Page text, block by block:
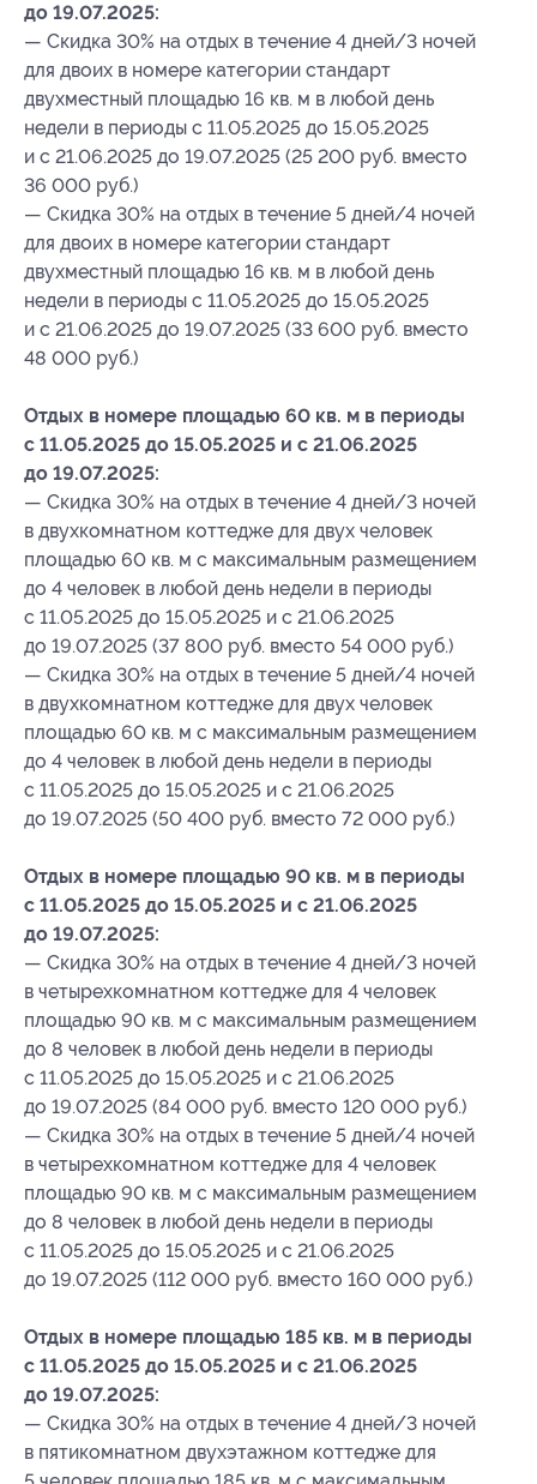
до 19.07.2025:
— Скидка 30% на отдых в течение 4 дней/3 ночей
для двоих в номере категории стандарт
двухместный площадью 16 кв. м в любой день
недели в периоды с 11.05.2025 до 15.05.2025
и с 21.06.2025 до 19.07.2025 (25 200 руб. вместо
36 000 руб.)
— Скидка 30% на отдых в течение 5 дней/4 ночей
для двоих в номере категории стандарт
двухместный площадью 16 кв. м в любой день
недели в периоды с 11.05.2025 до 15.05.2025
и с 21.06.2025 до 19.07.2025 (33 600 руб. вместо
48 000 руб.)
Отдых в номере площадью 60 кв. м в периоды
с 11.05.2025 до 15.05.2025 и с 21.06.2025
до 19.07.2025:
— Скидка 30% на отдых в течение 4 дней/3 ночей
в двухкомнатном коттедже для двух человек
площадью 60 кв. м с максимальным размещением
до 4 человек в любой день недели в периоды
с 11.05.2025 до 15.05.2025 и с 21.06.2025
до 19.07.2025 (37 800 руб. вместо 54 000 руб.)
— Скидка 30% на отдых в течение 5 дней/4 ночей
в двухкомнатном коттедже для двух человек
площадью 60 кв. м с максимальным размещением
до 4 человек в любой день недели в периоды
с 11.05.2025 до 15.05.2025 и с 21.06.2025
до 19.07.2025 (50 400 руб. вместо 72 000 руб.)
Отдых в номере площадью 90 кв. м в периоды
с 11.05.2025 до 15.05.2025 и с 21.06.2025
до 19.07.2025:
— Скидка 30% на отдых в течение 4 дней/3 ночей
в четырехкомнатном коттедже для 4 человек
площадью 90 кв. м с максимальным размещением
до 8 человек в любой день недели в периоды
с 11.05.2025 до 15.05.2025 и с 21.06.2025
до 19.07.2025 (84 000 руб. вместо 120 000 руб.)
— Скидка 30% на отдых в течение 5 дней/4 ночей
в четырехкомнатном коттедже для 4 человек
площадью 90 кв. м с максимальным размещением
до 8 человек в любой день недели в периоды
с 11.05.2025 до 15.05.2025 и с 21.06.2025
до 19.07.2025 (112 000 руб. вместо 160 000 руб.)
Отдых в номере площадью 185 кв. м в периоды
с 11.05.2025 до 15.05.2025 и с 21.06.2025
до 19.07.2025:
— Скидка 30% на отдых в течение 4 дней/3 ночей
в пятикомнатном двухэтажном коттедже для